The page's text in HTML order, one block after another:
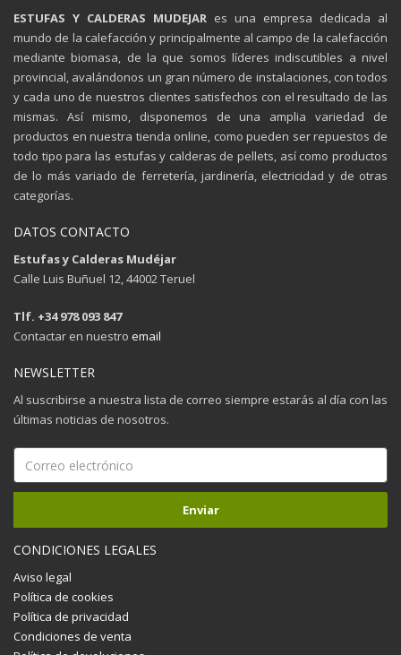
ESTUFAS Y CALDERAS MUDEJAR es una empresa dedicada al
mundo de la calefacción y principalmente al campo de la calefacción
mediante biomasa, de la que somos líderes indiscutibles a nivel
provincial, avalándonos un gran número de instalaciones, con todos
y cada uno de nuestros clientes satisfechos con el resultado de las
mismas. Así mismo, disponemos de una amplia variedad de
productos en nuestra tienda online, como pueden ser repuestos de
todo tipo para las estufas y calderas de pellets, así como productos
de lo más variado de ferretería, jardinería, electricidad y de otras
categorías.
DATOS CONTACTO
Estufas y Calderas Mudéjar
Calle Luis Buñuel 12, 44002 Teruel
Tlf. +34 978 093 847
Contactar en nuestro email
NEWSLETTER
Al suscribirse a nuestra lista de correo siempre estarás al día con las
últimas noticias de nosotros.
CONDICIONES LEGALES
Aviso legal
Política de cookies
Política de privacidad
Condiciones de venta